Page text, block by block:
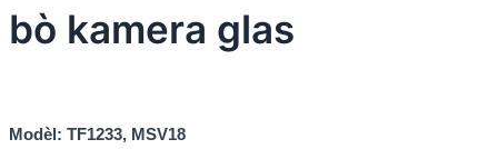
bò kamera glas
Modèl: TF1233, MSV18